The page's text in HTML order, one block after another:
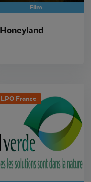
Film
Honeyland
LPO France